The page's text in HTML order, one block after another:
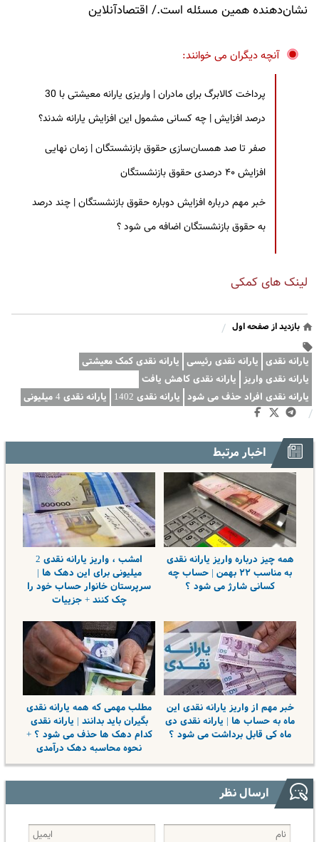
نشان‌دهنده همین مسئله است./ اقتصادآنلاین
آنچه دیگران می خوانند:
پرداخت کالابرگ برای مادران | واریزی یارانه معیشتی با 30
درصد افزایش | چه کسانی مشمول این افزایش یارانه شدند؟
صفر تا صد همسان‌سازی حقوق بازنشستگان | زمان نهایی
افزایش ۴۰ درصدی حقوق بازنشستگان
خبر مهم درباره افزایش دوباره حقوق بازنشستگان | چند درصد
به حقوق بازنشستگان اضافه می شود ؟
لینک های کمکی
بازدید از صفحه اول /
یارانه نقدی یارانه نقدی رئیسی یارانه نقدی کمک معیشتی
یارانه نقدی واریز یارانه نقدی کاهش یافت
یارانه نقدی افراد حذف می شود یارانه نقدی 1402 یارانه نقدی 4 میلیونی
/
اخبار مرتبط
همه چیز درباره واریز یارانه نقدی
به مناسب ۲۲ بهمن | حساب چه
کسانی شارژ می شود ؟
امشب ، واریز یارانه نقدی 2
میلیونی برای این دهک ها |
سرپرستان خانوار حساب خود را
چک کنند + جزییات
خبر مهم از واریز یارانه نقدی این
ماه به حساب ها | یارانه نقدی دی
ماه کی قابل برداشت می شود ؟
مطلب مهمی که همه یارانه نقدی
بگیران باید بدانند | یارانه نقدی
کدام دهک ها حذف می شود ؟ +
نحوه محاسبه دهک درآمدی
ارسال نظر